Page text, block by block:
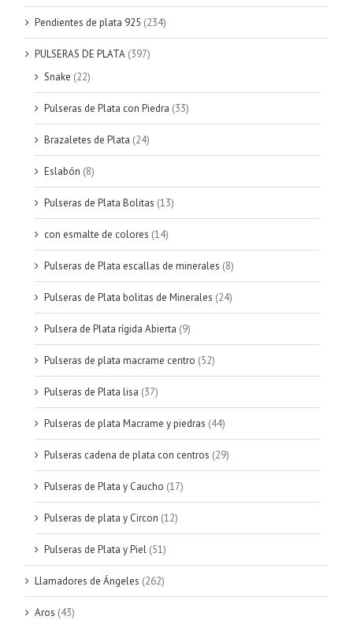
Pendientes de plata 925 (234)
PULSERAS DE PLATA (397)
Snake (22)
Pulseras de Plata con Piedra (33)
Brazaletes de Plata (24)
Eslabón (8)
Pulseras de Plata Bolitas (13)
con esmalte de colores (14)
Pulseras de Plata escallas de minerales (8)
Pulseras de Plata bolitas de Minerales (24)
Pulsera de Plata rígida Abierta (9)
Pulseras de plata macrame centro (52)
Pulseras de Plata lisa (37)
Pulseras de plata Macrame y piedras (44)
Pulseras cadena de plata con centros (29)
Pulseras de Plata y Caucho (17)
Pulseras de plata y Circon (12)
Pulseras de Plata y Piel (51)
Llamadores de Ángeles (262)
Aros (43)